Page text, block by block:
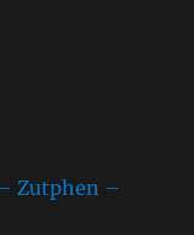
Zutphen –